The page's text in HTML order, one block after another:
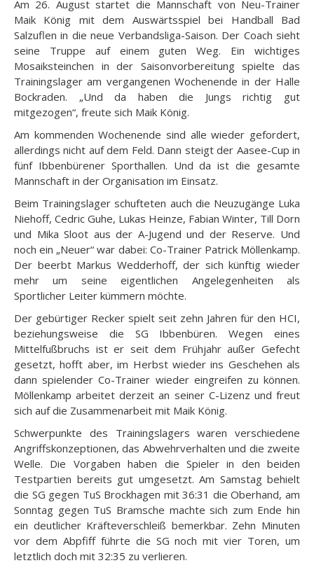
Am 26. August startet die Mannschaft von Neu-Trainer
Maik König mit dem Auswärtsspiel bei Handball Bad
Salzuflen in die neue Verbandsliga-Saison. Der Coach sieht
seine Truppe auf einem guten Weg. Ein wichtiges
Mosaiksteinchen in der Saisonvorbereitung spielte das
Trainingslager am vergangenen Wochenende in der Halle
Bockraden. „Und da haben die Jungs richtig gut
mitgezogen“, freute sich Maik König.
Am kommenden Wochenende sind alle wieder gefordert,
allerdings nicht auf dem Feld. Dann steigt der Aasee-Cup in
fünf Ibbenbürener Sporthallen. Und da ist die gesamte
Mannschaft in der Organisation im Einsatz.
Beim Trainingslager schufteten auch die Neuzugänge Luka
Niehoff, Cedric Guhe, Lukas Heinze, Fabian Winter, Till Dorn
und Mika Sloot aus der A-Jugend und der Reserve. Und
noch ein „Neuer“ war dabei: Co-Trainer Patrick Möllenkamp.
Der beerbt Markus Wedderhoff, der sich künftig wieder
mehr um seine eigentlichen Angelegenheiten als
Sportlicher Leiter kümmern möchte.
Der gebürtiger Recker spielt seit zehn Jahren für den HCI,
beziehungsweise die SG Ibbenbüren. Wegen eines
Mittelfußbruchs ist er seit dem Frühjahr außer Gefecht
gesetzt, hofft aber, im Herbst wieder ins Geschehen als
dann spielender Co-Trainer wieder eingreifen zu können.
Möllenkamp arbeitet derzeit an seiner C-Lizenz und freut
sich auf die Zusammenarbeit mit Maik König.
Schwerpunkte des Trainingslagers waren verschiedene
Angriffskonzeptionen, das Abwehrverhalten und die zweite
Welle. Die Vorgaben haben die Spieler in den beiden
Testpartien bereits gut umgesetzt. Am Samstag behielt
die SG gegen TuS Brockhagen mit 36:31 die Oberhand, am
Sonntag gegen TuS Bramsche machte sich zum Ende hin
ein deutlicher Kräfteverschleiß bemerkbar. Zehn Minuten
vor dem Abpfiff führte die SG noch mit vier Toren, um
letztlich doch mit 32:35 zu verlieren.